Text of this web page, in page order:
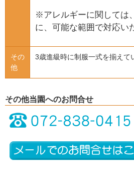
※アレルギーに関しては
に、可能な範囲で対応い
その
他
3歳進級時に制服一式を揃えて
その他当園へのお問合せ